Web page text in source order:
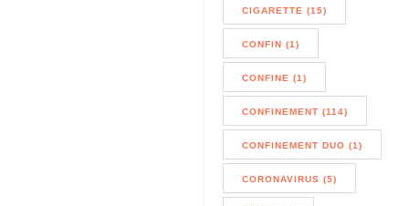
CIGARETTE (15)
CONFIN (1)
CONFINE (1)
CONFINEMENT (114)
CONFINEMENT DUO (1)
CORONAVIRUS (5)